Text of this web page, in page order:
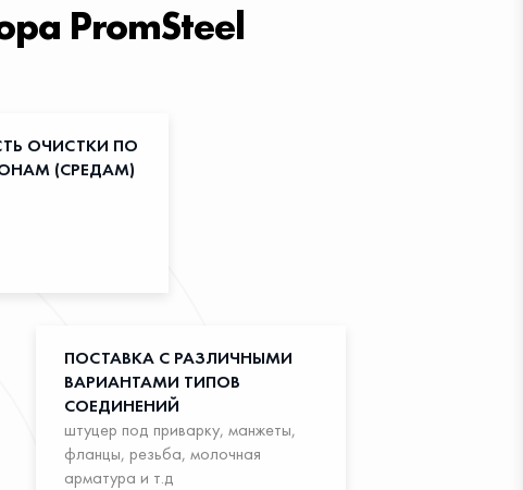
PromSteel
ОЧИСТКИ ПО
(СРЕДАМ)
ПОСТАВКА С РАЗЛИЧНЫМИ
ВАРИАНТАМИ ТИПОВ
СОЕДИНЕНИЙ
штуцер под приварку, манжеты,
фланцы, резьба, молочная
арматура и т.д